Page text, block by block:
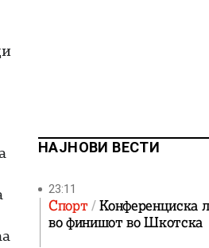
НАЈНОВИ ВЕСТИ
23:11
Спорт
Конференциска
во финишот во Шкотска